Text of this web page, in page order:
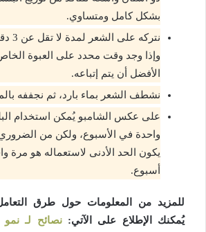
بشكل كامل ومتساوي.
وإذا وجد وقت محدد على العبوة
الأفضل أن يتم إتباعه.
نشطف الشعر بماء بارد، ثم نجففه
على عكس الشامبو يُمكن استخدام
واحدة في الأسبوع، ولكن من
يكون الحد الأدنى لاستعماله هو مرة
أسبوع.
للمزيد من المعلومات حول طرق
يُمكنك الإطلاع على الآتي:نصائح لـ